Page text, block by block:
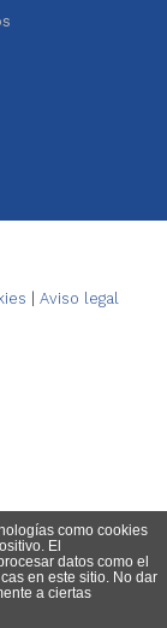
Aviso legal
como cookies
El
datos como el
en este sitio. No dar
a ciertas